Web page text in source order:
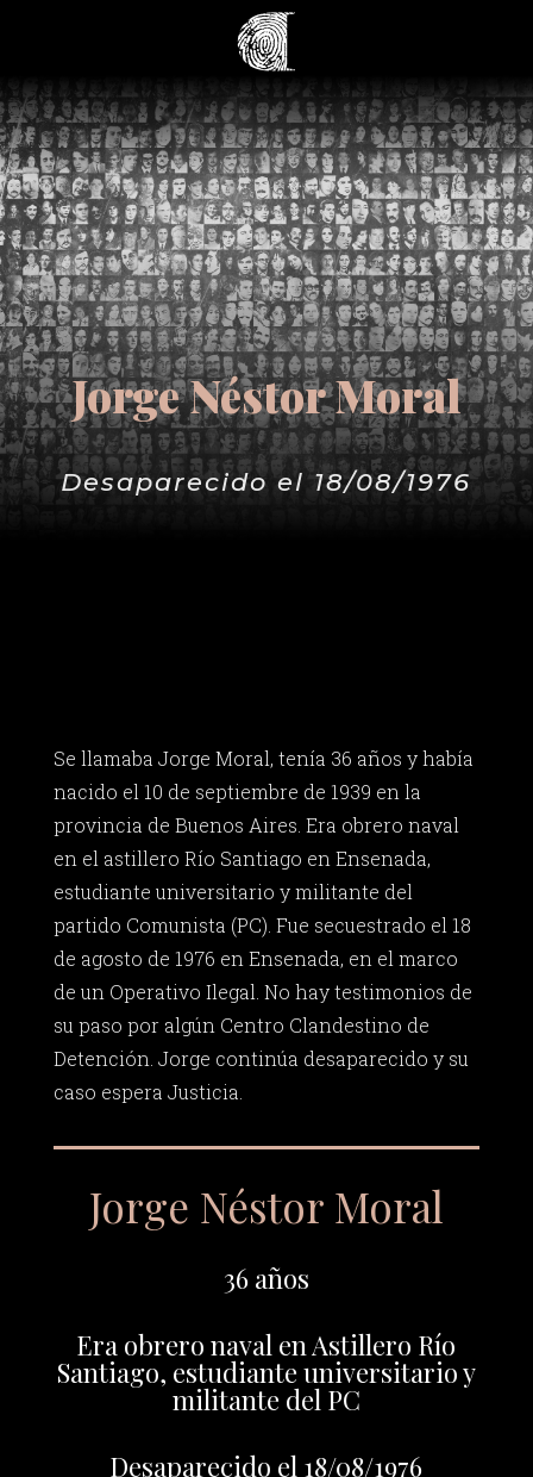
Jorge Néstor Moral
Desaparecido el 18/08/1976
Se llamaba Jorge Moral, tenía 36 años y había
nacido el 10 de septiembre de 1939 en la
provincia de Buenos Aires. Era obrero naval
en el astillero Río Santiago en Ensenada,
estudiante universitario y militante del
partido Comunista (PC). Fue secuestrado el 18
de agosto de 1976 en Ensenada, en el marco
de un Operativo Ilegal. No hay testimonios de
su paso por algún Centro Clandestino de
Detención. Jorge continúa desaparecido y su
caso espera Justicia.
Jorge Néstor Moral
36 años
Era obrero naval en Astillero Río
Santiago, estudiante universitario y
militante del PC
Desaparecido el 18/08/1976